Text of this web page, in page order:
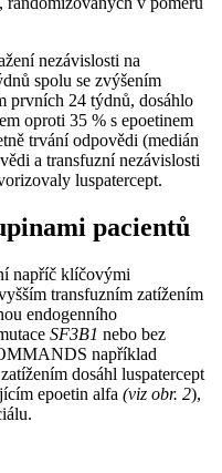
nezávislosti na
spolu se zvýšením
prvních 24 týdnů, dosáhlo
oproti 35 % s epoetinem
trvání odpovědi (medián
a transfuzní nezávislosti
luspatercept.
pacientů
napříč klíčovými
transfuzním zatížením
endogenního
SF3B1 nebo bez
například
dosáhl luspatercept
epoetin alfa (viz obr. 2),